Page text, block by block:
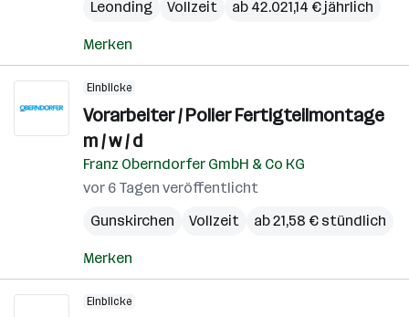
Leonding
Vollzeit ab 42.021,14 € jährlich
Merken
Einblicke
Vorarbeiter / Polier Fertigteilmontage
m / w / d
Franz Oberndorfer GmbH & Co KG
vor 6 Tagen veröffentlicht
Gunskirchen
Vollzeit ab 21,58 € stündlich
Merken
Einblicke